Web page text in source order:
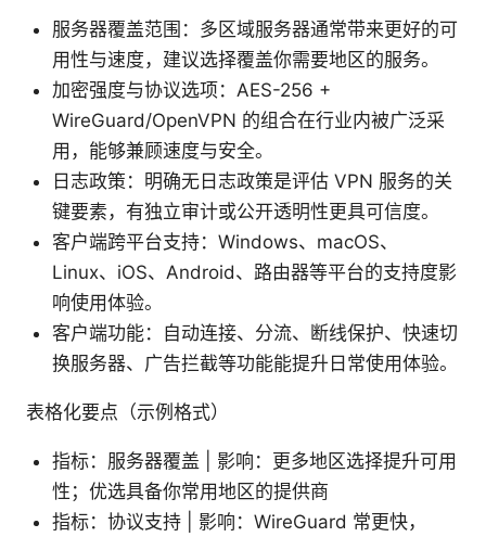
服务器覆盖范围：多区域服务器通常带来更好的可
用性与速度，建议选择覆盖你需要地区的服务。
加密强度与协议选项：AES-256 +
WireGuard/OpenVPN 的组合在行业内被广泛采
用，能够兼顾速度与安全。
日志政策：明确无日志政策是评估 VPN 服务的关
键要素，有独立审计或公开透明性更具可信度。
客户端跨平台支持：Windows、macOS、
Linux、iOS、Android、路由器等平台的支持度影
响使用体验。
客户端功能：自动连接、分流、断线保护、快速切
换服务器、广告拦截等功能能提升日常使用体验。
表格化要点（示例格式）
指标：服务器覆盖 | 影响：更多地区选择提升可用
性；优选具备你常用地区的提供商
指标：协议支持 | 影响：WireGuard 常更快，